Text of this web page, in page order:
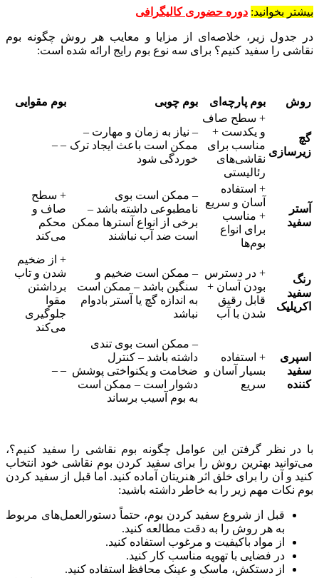
بیشتر بخوانید: دوره حضوری کالیگرافی
در جدول زیر، خلاصه‌ای از مزایا و معایب هر روش چگونه بوم
نقاشی را سفید کنیم؟ برای سه نوع بوم رایج ارائه شده است:
روش بوم پارچه‌ای بوم چوبی بوم مقوایی
گچ
زیرسازی
+ سطح صاف
و یکدست +
مناسب برای
نقاشی‌های
رئالیستی
– نیاز به زمان و مهارت –
ممکن است باعث ایجاد ترک
خوردگی شود
– –
آستر
سفید
+ استفاده
آسان و سریع
+ مناسب
برای انواع
بوم‌ها
– ممکن است بوی
نامطبوعی داشته باشد –
برخی از انواع آسترها ممکن
است ضد آب نباشند
+ سطح
صاف و
محکم
می‌کند
رنگ
سفید
اکریلیک
+ در دسترس
بودن آسان +
قابل رقیق
شدن با آب
– ممکن است ضخیم و
سنگین باشد – ممکن است
به اندازه گچ یا آستر بادوام
نباشد
+ از ضخیم
شدن و تاب
برداشتن
مقوا
جلوگیری
می‌کند
اسپری
سفید
کننده
+ استفاده
بسیار آسان و
سریع
– ممکن است بوی تندی
داشته باشد – کنترل
ضخامت و یکنواختی پوشش
دشوار است – ممکن است
به بوم آسیب برساند
– –
با در نظر گرفتن این عوامل چگونه بوم نقاشی را سفید کنیم؟،
می‌توانید بهترین روش را برای سفید کردن بوم نقاشی خود انتخاب
کنید و آن را برای خلق اثر هنریتان آماده کنید. اما قبل از سفید کردن
بوم نکات مهم زیر را به خاطر داشته باشید:
قبل از شروع سفید کردن بوم، حتماً دستورالعمل‌های مربوط
به هر روش را به دقت مطالعه کنید.
از مواد باکیفیت و مرغوب استفاده کنید.
در فضایی با تهویه مناسب کار کنید.
از دستکش، ماسک و عینک محافظ استفاده کنید.